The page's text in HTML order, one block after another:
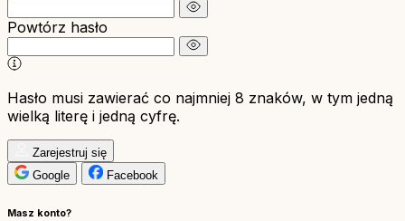
Powtórz hasło
Hasło musi zawierać co najmniej 8 znaków, w tym jedną
wielką literę i jedną cyfrę.
Zarejestruj się
Google
Facebook
Masz konto?